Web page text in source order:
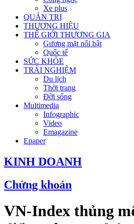
Xe plus
QUẢN TRỊ
THƯƠNG HIỆU
THẾ GIỚI THƯƠNG GIA
Gương mặt nổi bật
Quốc tế
SỨC KHỎE
TRẢI NGHIỆM
Du lịch
Thời trang
Đời sống
Multimedia
Infographic
Video
Emagazine
Epaper
KINH DOANH
Chứng khoán
VN-Index thủng